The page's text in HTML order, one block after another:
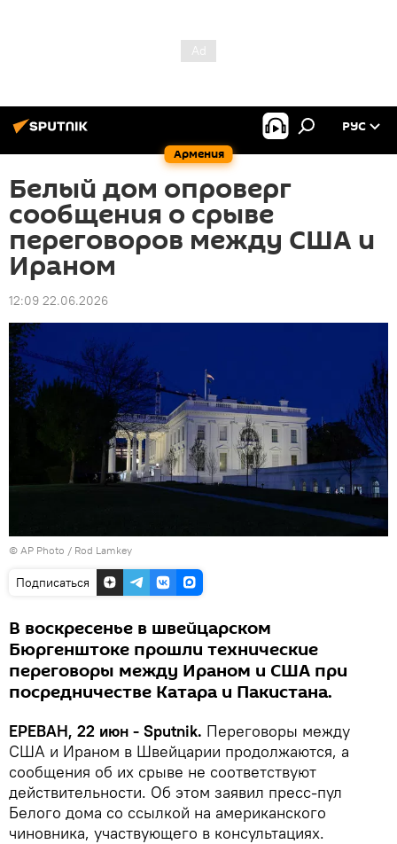
Армения
РУС
Белый дом опроверг
сообщения о срыве
переговоров между США и
Ираном
12:09 22.06.2026
© AP Photo / Rod Lamkey
Подписаться
В воскресенье в швейцарском
Бюргенштоке прошли технические
переговоры между Ираном и США при
посредничестве Катара и Пакистана.
ЕРЕВАН, 22 июн - Sputnik. Переговоры между
США и Ираном в Швейцарии продолжаются, а
сообщения об их срыве не соответствуют
действительности. Об этом заявил пресс-пул
Белого дома со ссылкой на американского
чиновника, участвующего в консультациях.